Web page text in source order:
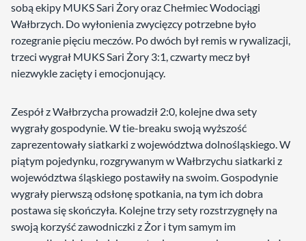
sobą ekipy MUKS Sari Żory oraz Chełmiec Wodociągi
Wałbrzych. Do wyłonienia zwycięzcy potrzebne było
rozegranie pięciu meczów. Po dwóch był remis w rywalizacji,
trzeci wygrał MUKS Sari Żory 3:1, czwarty mecz był
niezwykle zacięty i emocjonujący.
Zespół z Wałbrzycha prowadził 2:0, kolejne dwa sety
wygrały gospodynie. W tie-breaku swoją wyższość
zaprezentowały siatkarki z województwa dolnośląskiego. W
piątym pojedynku, rozgrywanym w Wałbrzychu siatkarki z
województwa śląskiego postawiły na swoim. Gospodynie
wygrały pierwszą odsłonę spotkania, na tym ich dobra
postawa się skończyła. Kolejne trzy sety rozstrzygnęły na
swoją korzyść zawodniczki z Żor i tym samym im